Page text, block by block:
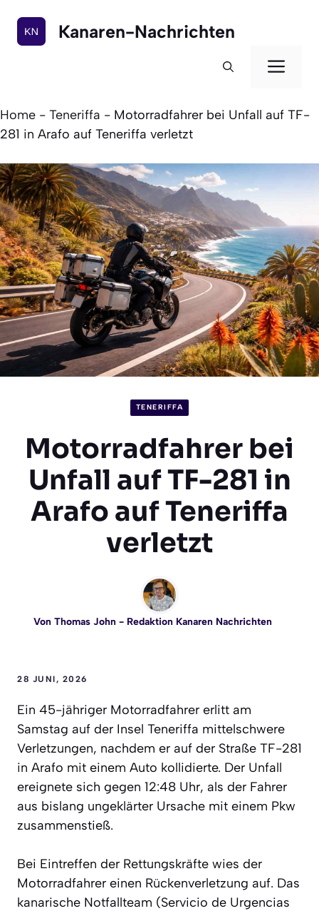
Inhalt
springen
Kanaren-Nachrichten
Home - Teneriffa - Motorradfahrer bei Unfall auf TF-
281 in Arafo auf Teneriffa verletzt
TENERIFFA
Motorradfahrer bei
Unfall auf TF-281 in
Arafo auf Teneriffa
verletzt
Von Thomas John- Redaktion Kanaren Nachrichten
28 JUNI, 2026
Ein 45-jähriger Motorradfahrer erlitt am
Samstag auf der Insel Teneriffa mittelschwere
Verletzungen, nachdem er auf der Straße TF-281
in Arafo mit einem Auto kollidierte. Der Unfall
ereignete sich gegen 12:48 Uhr, als der Fahrer
aus bislang ungeklärter Ursache mit einem Pkw
zusammenstieß.
Bei Eintreffen der Rettungskräfte wies der
Motorradfahrer einen Rückenverletzung auf. Das
kanarische Notfallteam (Servicio de Urgencias